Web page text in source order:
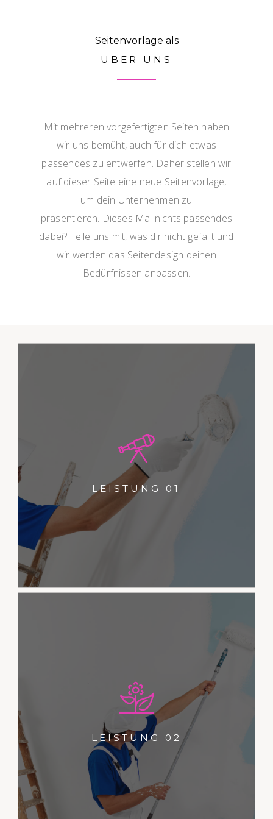
Seitenvorlage als
ÜBER UNS
Mit mehreren vorgefertigten Seiten haben
wir uns bemüht, auch für dich etwas
passendes zu entwerfen. Daher stellen wir
auf dieser Seite eine neue Seitenvorlage,
um dein Unternehmen zu
präsentieren. Dieses Mal nichts passendes
dabei? Teile uns mit, was dir nicht gefällt und
wir werden das Seitendesign deinen
Bedürfnissen anpassen.
LEISTUNG 01
Dies ist ein Typoblindtext. An ihm
kann man sehen, ob alle
Buchstaben da sind und wie sie
aussehen.
LEISTUNG 02
Dies ist ein Typoblindtext. An ihm
kann man sehen, ob alle
Buchstaben da sind und wie sie
aussehen.